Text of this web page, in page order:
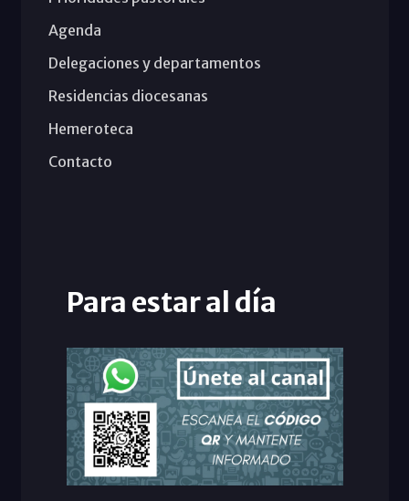
Agenda
Delegaciones y departamentos
Residencias diocesanas
Hemeroteca
Contacto
Para estar al día